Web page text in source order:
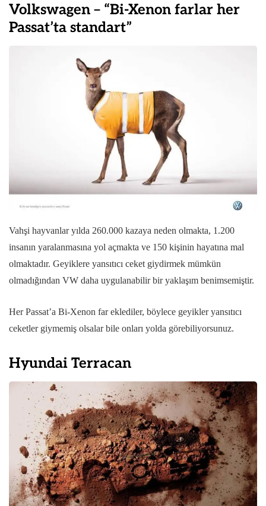
Volkswagen – “Bi-Xenon farlar her
Passat’ta standart”
Vahşi hayvanlar yılda 260.000 kazaya neden olmakta, 1.200
insanın yaralanmasına yol açmakta ve 150 kişinin hayatına mal
olmaktadır. Geyiklere yansıtıcı ceket giydirmek mümkün
olmadığından VW daha uygulanabilir bir yaklaşım benimsemiştir.
Her Passat’a Bi-Xenon far eklediler, böylece geyikler yansıtıcı
ceketler giymemiş olsalar bile onları yolda görebiliyorsunuz.
Hyundai Terracan